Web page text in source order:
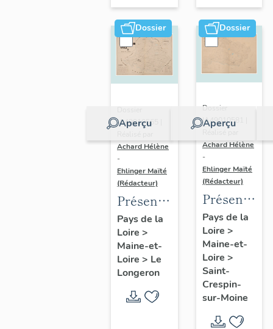
Dossier
Aperçu
IA49010565 |
Achard Hélène
-
Ehlinger Maïté
(Rédacteur)
Présentation
du
patrimoine
industriel
de la
commune
du
Pays de la
Loire >
Maine-et-
Loire > Le
Longeron
Dossier
Aperçu
Dossier
IA49010581 |
Achard Hélène
-
Ehlinger Maïté
(Rédacteur)
du
patrimoine
industriel
de la
commune
de Saint-
Crespin-
Pays de la
Loire >
Maine-et-
Loire >
Saint-
Crespin-
sur-Moine